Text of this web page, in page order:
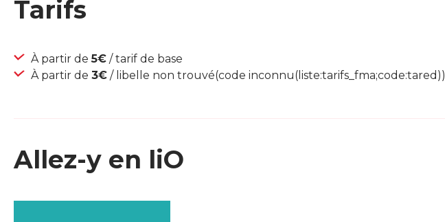
Tarifs
À partir de5€ / tarif de base
À partir de 3€ / libelle non trouvé(code inconnu(liste:tarifs_fma;code:tared))
Allez-y en liO